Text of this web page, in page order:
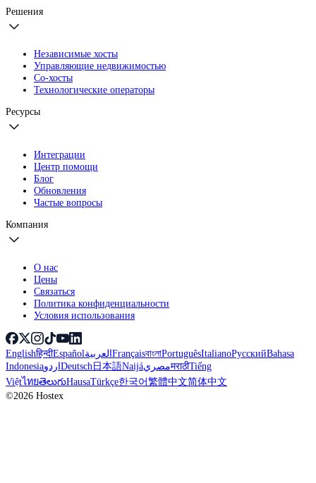
Решения
Независимые хосты
Управляющие недвижимостью
Со-хосты
Технологические операторы
Ресурсы
Интеграции
Центр помощи
Блог
Обновления
Частые вопросы
Компания
О нас
Цены
Связаться
Политика конфиденциальности
Условия использования
Englishहिन्दीEspañolالعربيةFrançaisবাংলাPortuguêsItalianoРусскийBahasa
IndonesiaاردوDeutsch日本語NaijáمصريमराठीTiếng
ViệtไทยతెలుగుHausaTürkçe한국어繁體中文简体中文
©2026 Hostex